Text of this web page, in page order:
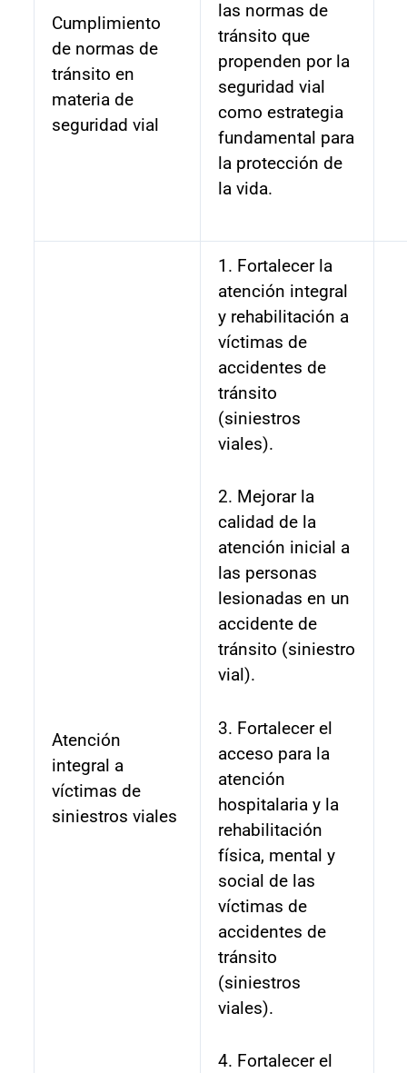
Cumplimiento
de normas de
tránsito en
materia de
seguridad vial
las normas de
tránsito que
propenden por la
seguridad vial
como estrategia
fundamental para
la protección de
la vida.
Atención
integral a
víctimas de
siniestros viales
1. Fortalecer la
atención integral
y rehabilitación a
víctimas de
accidentes de
tránsito
(siniestros
viales).
2. Mejorar la
calidad de la
atención inicial a
las personas
lesionadas en un
accidente de
tránsito (siniestro
vial).
3. Fortalecer el
acceso para la
atención
hospitalaria y la
rehabilitación
física, mental y
social de las
víctimas de
accidentes de
tránsito
(siniestros
viales).
4. Fortalecer el